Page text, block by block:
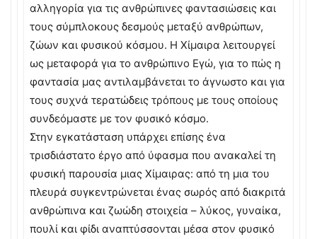
αλληγορία για τις ανθρώπινες φαντασιώσεις και
τους σύμπλοκους δεσμούς μεταξύ ανθρώπων,
ζώων και φυσικού κόσμου. Η Χίμαιρα λειτουργεί
ως μεταφορά για το ανθρώπινο Εγώ, για το πώς η
φαντασία μας αντιλαμβάνεται το άγνωστο και για
τους συχνά τερατώδεις τρόπους με τους οποίους
συνδεόμαστε με τον φυσικό κόσμο.
Στην εγκατάσταση υπάρχει επίσης ένα
τρισδιάστατο έργο από ύφασμα που ανακαλεί τη
φυσική παρουσία μιας Χίμαιρας: από τη μια του
πλευρά συγκεντρώνεται ένας σωρός από διακριτά
ανθρώπινα και ζωώδη στοιχεία – λύκος, γυναίκα,
πουλί και φίδι αναπτύσσονται μέσα στον φυσικό